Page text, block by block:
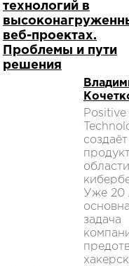
технологий в
веб-проектах.
Проблемы и пути
решения
Positive
создаёт
области
Уже 20
задача